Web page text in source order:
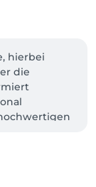
hierbei
die